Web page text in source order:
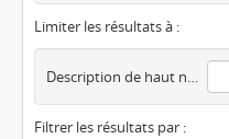
Limiter les résultats à :
Description de haut niveau
Filtrer les résultats par :